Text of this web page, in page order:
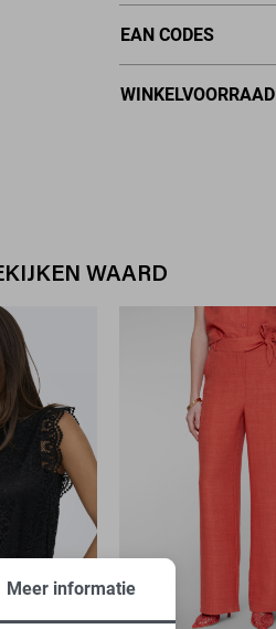
EAN CODES
WINKELVOORRAAD
WAARD
-50%
Meer informatie